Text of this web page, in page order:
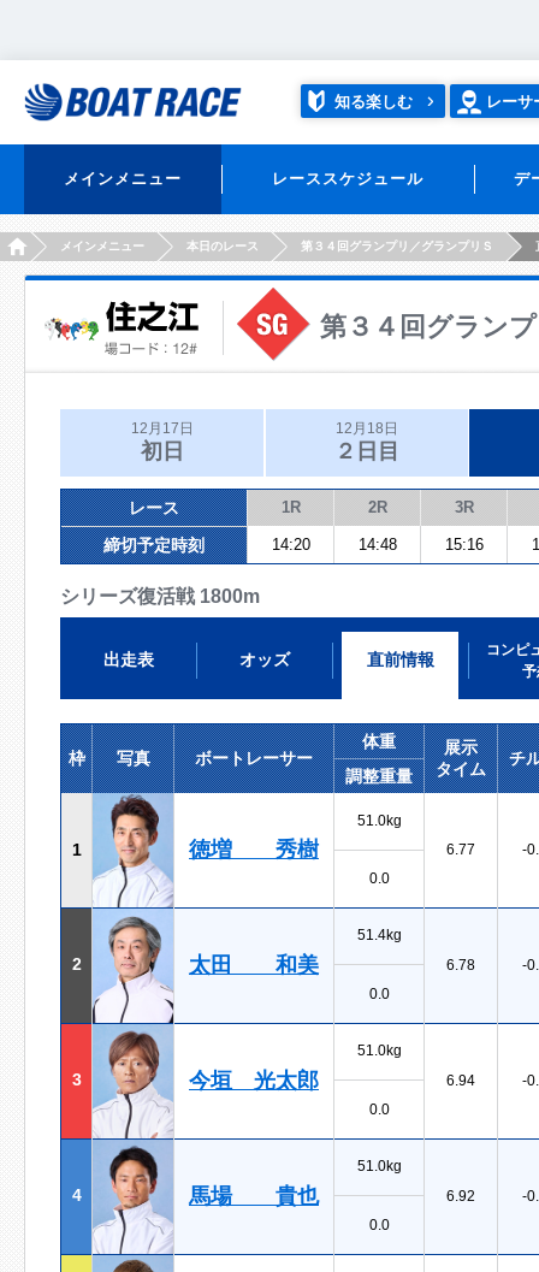
知る楽しむ レーサ
メインメニュー レーススケジュール デ
HOMEメインメニュー 本日のレース 第３４回グランプリ／グランプリＳ
第３４回グラン
12月17日
初日
12月18日
２日目
レース 1R 2R 3R
締切予定時刻 14:20 14:48 15:16
シリーズ復活戦 1800m
出走表 オッズ 直前情報
コンピ
予
枠 写真 ボートレーサー
体重
展示
タイム
チ
調整重量
1 徳増 秀樹
51.0kg
6.77
-
0.0
2 太田 和美
51.4kg
6.78
-
0.0
3 今垣 光太郎
51.0kg
6.94
-
0.0
4 馬場 貴也
51.0kg
6.92
-
0.0